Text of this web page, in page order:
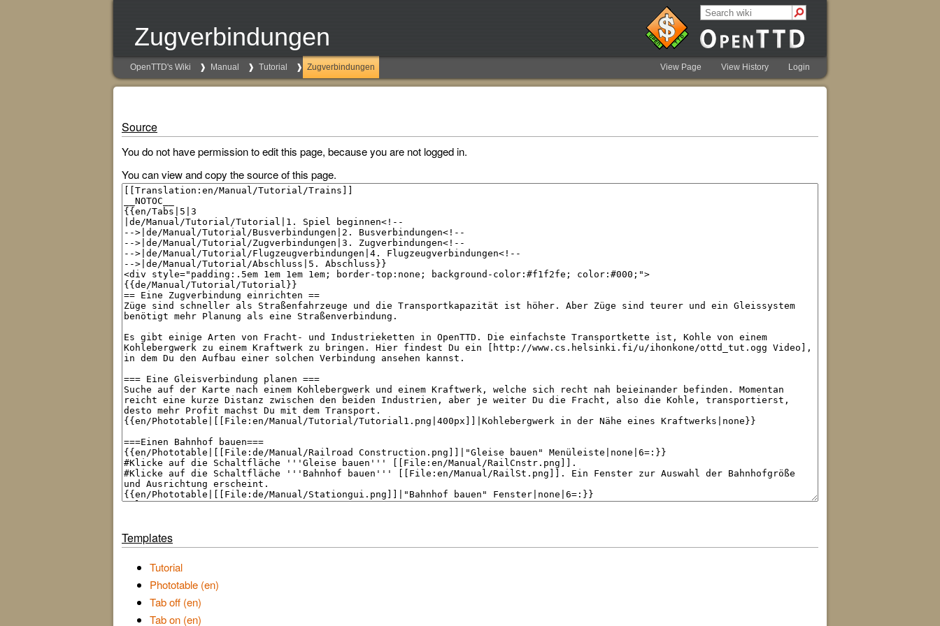
Zugverbindungen
OpenTTD's Wiki Manual Tutorial Zugverbindungen View Page View History Login
Source
You do not have permission to edit this page, because you are not logged in.
You can view and copy the source of this page.
Templates
Tutorial
Phototable (en)
Tab off (en)
Tab on (en)